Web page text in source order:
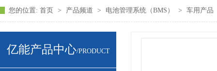
您的位置: 首页 > 产品频道 > 电池管理系统（BMS） > 车用产品
亿能产品中心/PRODUCT